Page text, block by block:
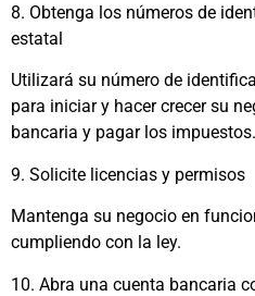
8. Obtenga los números de
estatal
Utilizará su número de
para iniciar y hacer crecer su
bancaria y pagar los impuestos.
9. Solicite licencias y permisos
Mantenga su negocio en
cumpliendo con la ley.
10. Abra una cuenta bancaria